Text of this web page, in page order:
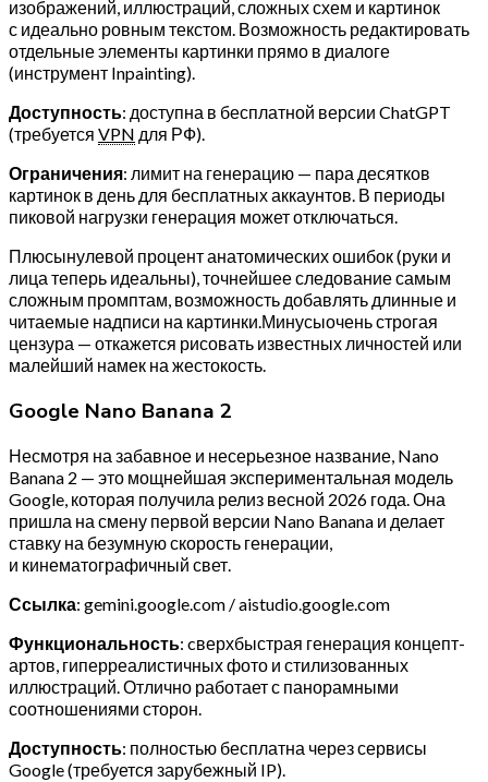
изображений, иллюстраций, сложных схем и картинок
с идеально ровным текстом. Возможность редактировать
отдельные элементы картинки прямо в диалоге
(инструмент Inpainting).
Доступность: доступна в бесплатной версии ChatGPT
(требуется VPN для РФ).
Ограничения: лимит на генерацию — пара десятков
картинок в день для бесплатных аккаунтов. В периоды
пиковой нагрузки генерация может отключаться.
Плюсынулевой процент анатомических ошибок (руки и
лица теперь идеальны), точнейшее следование самым
сложным промптам, возможность добавлять длинные и
читаемые надписи на картинки.Минусыочень строгая
цензура — откажется рисовать известных личностей или
малейший намек на жестокость.
Google Nano Banana 2
Несмотря на забавное и несерьезное название, Nano
Banana 2 — это мощнейшая экспериментальная модель
Google, которая получила релиз весной 2026 года. Она
пришла на смену первой версии Nano Banana и делает
ставку на безумную скорость генерации,
и кинематографичный свет.
Ссылка: gemini.google.com / aistudio.google.com
Функциональность: cверхбыстрая генерация концепт-
артов, гиперреалистичных фото и стилизованных
иллюстраций. Отлично работает с панорамными
соотношениями сторон.
Доступность: полностью бесплатна через сервисы
Google (требуется зарубежный IP).